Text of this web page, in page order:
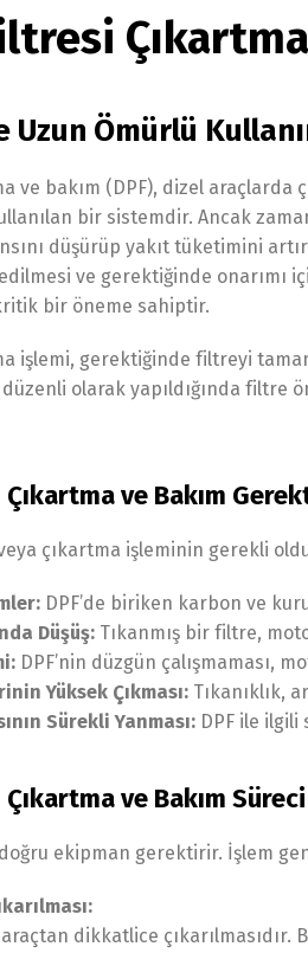
Uzun Ömürlü
ve bakım (DPF), dizel
bir sistemdir. Ancak
düşürüp yakıt tüketimini
ve gerektiğinde onarımı
bir öneme sahiptir.
işlemi, gerektiğinde filtreyi
olarak yapıldığında
ve Bakım
çıkartma işleminin gerekli
DPF’de biriken karbon ve
Düşüş: Tıkanmış bir filtre,
DPF’nin düzgün çalışmaması,
Yüksek Çıkması: Tıkanıklık,
Sürekli Yanması: DPF ile
ve Bakım Süreci
ekipman gerektirir. İşlem
araçtan dikkatlice